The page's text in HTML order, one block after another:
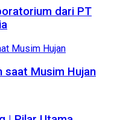
dari PT
saat Musim Hujan